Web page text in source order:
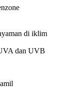
di iklim
dan UVB